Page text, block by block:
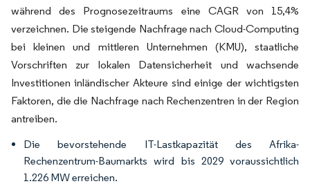
während des Prognosezeitraums eine CAGR von 15,4%
verzeichnen. Die steigende Nachfrage nach Cloud-Computing
bei kleinen und mittleren Unternehmen (KMU), staatliche
Vorschriften zur lokalen Datensicherheit und wachsende
Investitionen inländischer Akteure sind einige der wichtigsten
Faktoren, die die Nachfrage nach Rechenzentren in der Region
antreiben.
Die bevorstehende IT-Lastkapazität des Afrika-
Rechenzentrum-Baumarkts wird bis 2029 voraussichtlich
1.226 MW erreichen.